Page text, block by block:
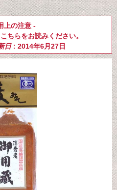
上の注意 -
こちらをお読みください。
日: 2014年6月27日